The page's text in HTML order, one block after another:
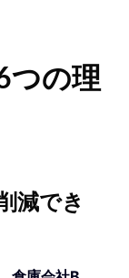
つの理
減でき